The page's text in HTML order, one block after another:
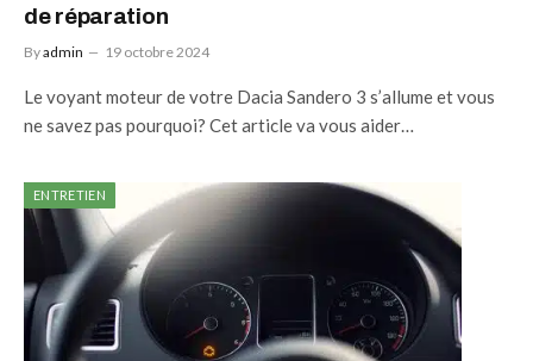
de réparation
Byadmin 19 octobre 2024
Le voyant moteur de votre Dacia Sandero 3 s’allume et vous
ne savez pas pourquoi? Cet article va vous aider…
ENTRETIEN